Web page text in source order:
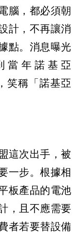
腦，都必須朝
計，不再讓消
點。消息曝光
當年諾基亞
笑稱「諾基亞
這次出手，被
一步。根據相
板產品的電池
，且不應需要
者若要替設備